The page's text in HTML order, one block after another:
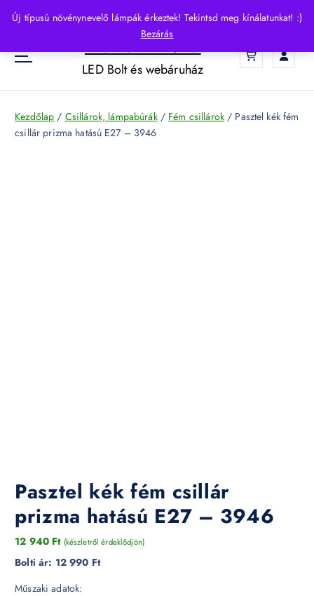
Új típusú növénynevelő lámpák érkeztek! Tekintsd meg kínálatunkat! :)
Bezárás
p
o
HelloLED.hu
LED Bolt és webáruház
Kezdőlap / Csillárok, lámpabúrák/ Fém csillárok/ Pasztel kék fém
csillár prizma hatású E27 – 3946
Pasztel kék fém csillár
prizma hatású E27 – 3946
12 940 Ft (készletről érdeklődjön)
Bolti ár: 12 990 Ft
Műszaki adatok: